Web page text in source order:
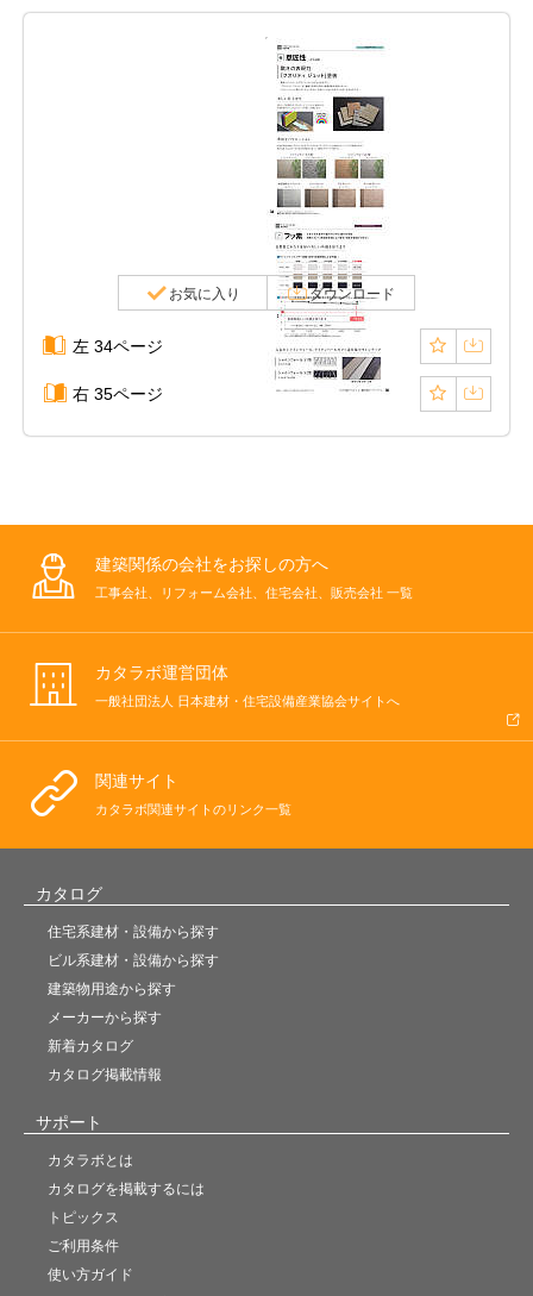
お気に入り ダウンロード
左 34ページ
右 35ページ
建築関係の会社をお探しの方へ
工事会社、リフォーム会社、住宅会社、販売会社 一覧
カタラボ運営団体
一般社団法人 日本建材・住宅設備産業協会サイトへ
関連サイト
カタラボ関連サイトのリンク一覧
カタログ
住宅系建材・設備から探す
ビル系建材・設備から探す
建築物用途から探す
メーカーから探す
新着カタログ
カタログ掲載情報
サポート
カタラボとは
カタログを掲載するには
トピックス
ご利用条件
使い方ガイド